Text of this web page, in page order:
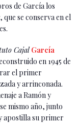
de García los
, que se conserva en el
Cajal García
en 1945 de
el primer
y arrinconada.
a Ramón y
mismo año, junto
apostilla su primer